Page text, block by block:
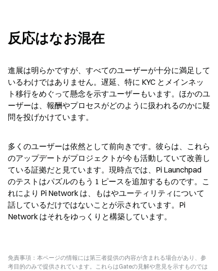
反応はなお混在
進展は明らかですが、すべてのユーザーが十分に満足して
いるわけではありません。遅延、特に KYC とメインネッ
ト移行をめぐって懸念を示すユーザーもいます。ほかのユ
ーザーは、報酬やプロセスがどのように扱われるのかに疑
問を投げかけています。
多くのユーザーは依然として前向きです。彼らは、これら
のアップデートがプロジェクトが今も活動していて改善し
ている証拠だと見ています。現時点では、Pi Launchpad
のテストはパズルのもう 1 ピースを追加するものです。こ
れにより Pi Network は、もはやユーティリティについて
話しているだけではないことが示されています。Pi
Network はそれをゆっくりと構築しています。
免責事項：本ページの情報には第三者提供の内容が含まれる場合があり、参
考目的のみで提供されています。これらはGateの見解や意見を示すものでは